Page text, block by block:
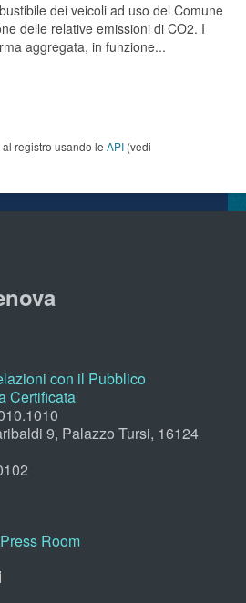
dei veicoli ad uso del Comune
delle relative emissioni di CO2. I
aggregata, in funzione...
registro usando le API (vedi
con il Pubblico
Certificata
9, Palazzo Tursi, 16124
Room